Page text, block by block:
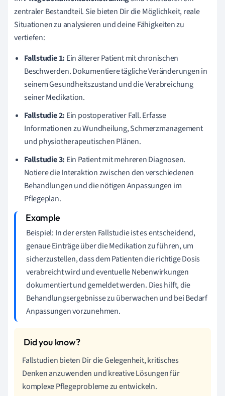
zentraler Bestandteil. Sie bieten Dir die Möglichkeit, reale
Situationen zu analysieren und deine Fähigkeiten zu
vertiefen:
Fallstudie 1: Ein älterer Patient mit chronischen
Beschwerden. Dokumentiere tägliche Veränderungen in
seinem Gesundheitszustand und die Verabreichung
seiner Medikation.
Fallstudie 2: Ein postoperativer Fall. Erfasse
Informationen zu Wundheilung, Schmerzmanagement
und physiotherapeutischen Plänen.
Fallstudie 3: Ein Patient mit mehreren Diagnosen.
Notiere die Interaktion zwischen den verschiedenen
Behandlungen und die nötigen Anpassungen im
Pflegeplan.
Beispiel: In der ersten Fallstudie ist es entscheidend,
genaue Einträge über die Medikation zu führen, um
sicherzustellen, dass dem Patienten die richtige Dosis
verabreicht wird und eventuelle Nebenwirkungen
dokumentiert und gemeldet werden. Dies hilft, die
Behandlungsergebnisse zu überwachen und bei Bedarf
Anpassungen vorzunehmen.
Fallstudien bieten Dir die Gelegenheit, kritisches
Denken anzuwenden und kreative Lösungen für
komplexe Pflegeprobleme zu entwickeln.